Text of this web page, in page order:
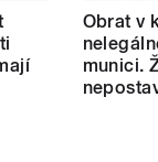
Obrat v
munici.